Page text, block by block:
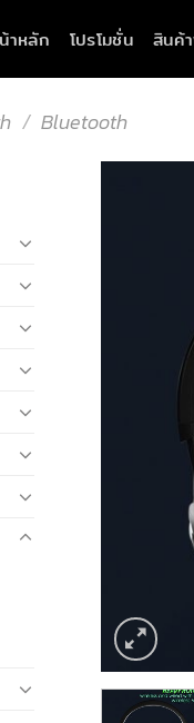
าหลัก โปรโมชั่น สินค้
/ Bluetooth